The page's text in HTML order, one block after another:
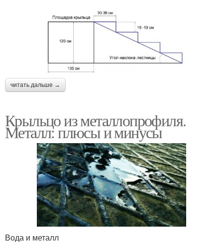
читать дальше →
Крыльцо из металлопрофиля.
Металл: плюсы и минусы
Вода и металл